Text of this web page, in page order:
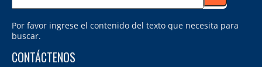
Por favor ingrese el contenido del texto que necesita para
buscar.
CONTÁCTENOS